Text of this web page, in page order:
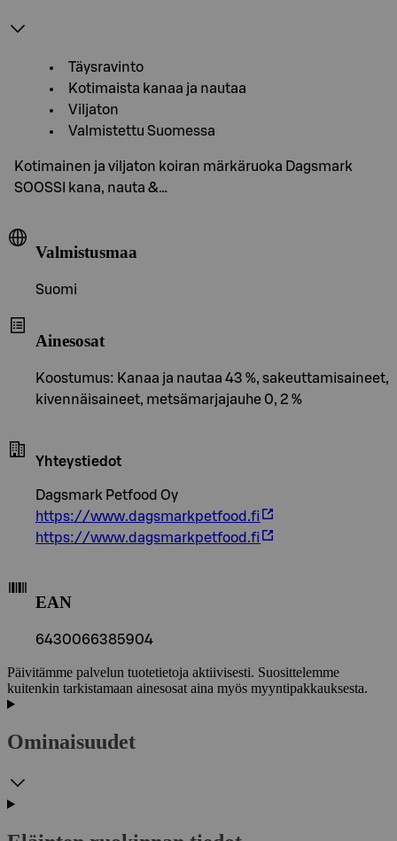
Täysravinto
Kotimaista kanaa ja nautaa
Viljaton
Valmistettu Suomessa
Kotimainen ja viljaton koiran märkäruoka Dagsmark
SOOSSI kana, nauta &…
Valmistusmaa
Suomi
Ainesosat
Koostumus: Kanaa ja nautaa 43 %, sakeuttamisaineet,
kivennäisaineet, metsämarjajauhe 0, 2 %
Yhteystiedot
Dagsmark Petfood Oy
https://www.dagsmarkpetfood.fi
https://www.dagsmarkpetfood.fi
EAN
6430066385904
Päivitämme palvelun tuotetietoja aktiivisesti. Suosittelemme
kuitenkin tarkistamaan ainesosat aina myös myyntipakkauksesta.
Ominaisuudet